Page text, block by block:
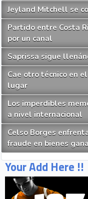
Jeyland Mitchell se
Partido entre Costa
por un canal
Saprissa sigue
Cae otro técnico en
lugar
Los imperdibles
a nivel internacional
Celso Borges
fraude en bienes
Your Add Here !!